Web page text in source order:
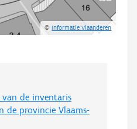
©Informatie Vlaanderen
de inventaris
de provincie Vlaams-